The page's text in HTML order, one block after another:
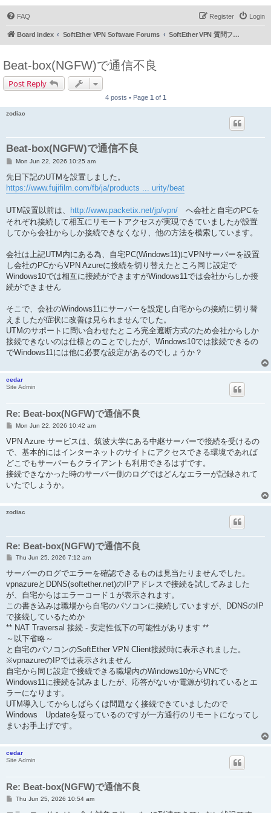
FAQ Login
Register
Board index SoftEther VPN Software Forums SoftEther VPN 質問フォーラム (日本語)
Beat-box(NGFW)で通信不良
Post Reply
4 posts • Page 1 of 1
zodiac
Beat-box(NGFW)で通信不良
P
s
t
Mon Jun 22, 2026 10:25 am
先日下記のUTMを設置しました。
https://www.fujifilm.com/fb/ja/products ... urity/beat
UTM設置以前は、 http://www.packetix.net/jp/vpn/ へ会社と自宅のPCを
それぞれ接続して相互にリモートアクセスが実現できていましたが設置
してから会社からしか接続できなくなり、他の方法を模索しています。
会社は上記UTM内にある為、自宅PC(Windows11)にVPNサーバーを設置
し会社のPCからVPN Azureに接続を切り替えたところ同じ設定で
Windows10では相互に接続ができますがWindows11では会社からしか接
続ができません
そこで、会社のWindows11にサーバーを設定し自宅からの接続に切り替
えましたが症状に改善は見られませんでした。
UTMのサポートに問い合わせたところ完全遮断方式のため会社からしか
接続できないのは仕様とのことでしたが、Windows10では接続できるの
でWindows11には他に必要な設定があるのでしょうか？
cedar
Site Admin
Re: Beat-box(NGFW)で通信不良
P
s
Mon Jun 22, 2026 10:42 am
VPN Azure サービスは、筑波大学にある中継サーバーで接続を受けるの
で、基本的にはインターネットのサイトにアクセスできる環境であれば
どこでもサーバーもクライアントも利用できるはずです。
接続できなかった時のサーバー側のログではどんなエラーが記録されて
いたでしょうか。
zodiac
Re: Beat-box(NGFW)で通信不良
P
s
Thu Jun 25, 2026 7:12 am
サーバーのログでエラーを確認できるものは見当たりませんでした。
vpnazureとDDNS(softether.net)のIPアドレスで接続を試してみました
が、自宅からはエラーコード１が表示されます。
この書き込みは職場から自宅のパソコンに接続していますが、DDNSのIP
で接続しているためか
** NAT Traversal 接続 - 安定性低下の可能性があります **
～以下省略～
と自宅のパソコンのSoftEther VPN Client接続時に表示されました。
※vpnazureのIPでは表示されません
自宅から同じ設定で接続できる職場内のWindows10からVNCで
Windows11に接続を試みましたが、応答がないか電源が切れているとエ
ラーになります。
UTM導入してからしばらくは問題なく接続できていましたので
Windows Updateを疑っているのですが一方通行のリモートになってし
まいお手上げです。
cedar
Site Admin
Re: Beat-box(NGFW)で通信不良
PThu Jun 25, 2026 10:54 am